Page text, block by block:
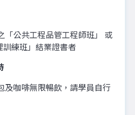
公共工程品管工程師班」 或
訓練班」結業證書者
咖啡無限暢飲，請學員自行